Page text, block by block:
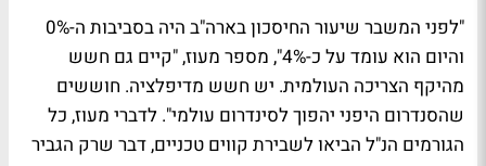
"לפני המשבר שיעור החיסכון בארה"ב היה בסביבות ה-0%
והיום הוא עומד על כ-4%", מספר מעוז, "קיים גם חשש
מהיקף הצריכה העולמית. יש חשש מדיפלציה. חוששים
שהסנדרום היפני יהפוך לסינדרום עולמי". לדברי מעוז, כל
הגורמים הנ"ל הביאו לשבירת קווים טכניים, דבר שרק הגביר